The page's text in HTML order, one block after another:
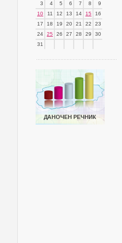
3
4 5 6 7 8
9
10
11 12 13 14 15
16
17
18 19 20 21 22
23
24
25 26 27 28 29
30
31